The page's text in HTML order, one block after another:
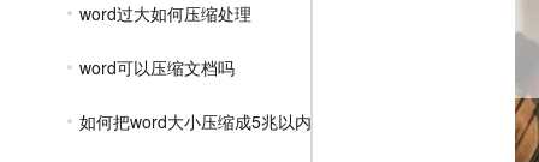
word过大如何压缩处理
word可以压缩文档吗
如何把word大小压缩成5兆以内